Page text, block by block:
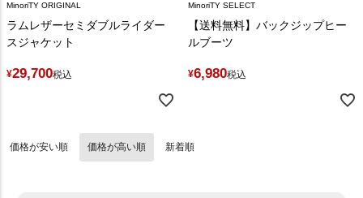
MinoriTY ORIGINAL
ラムレザーセミダブルライダー
スジャケット
¥29,700税込
MinoriTY SELECT
【送料無料】バックジップヒー
ルブーツ
¥6,980税込
価格が安い順 価格が高い順 新着順